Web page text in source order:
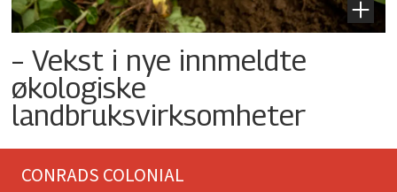
– Vekst i nye innmeldte
økologiske
landbruksvirksomheter
CONRADS COLONIAL